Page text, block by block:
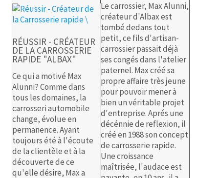
Le carrossier, Max Alunni,
créateur d'Albax est
tombé dedans tout
petit, ce fils d'artisan-
carrossier passait déjà
ses congés dans l'atelier
paternel. Max créé sa
propre affaire très jeune
pour pouvoir mener à
bien un véritable projet
d'entreprise. Aprés une
décénnie de reflexion, il
créé en 1988 son concept
de carrosserie rapide.
Une croissance
maîtrisée, l'audace est
RÉUSSIR - CRÉATEUR
DE LA CARROSSERIE
RAPIDE "ALBAX"
Ce qui a motivé Max
Alunni? Comme dans
tous les domaines, la
carrosseri automobile
change, évolue en
permanence. Ayant
toujours été à l'écoute
de la clientèle et à la
découverte de ce
qu'elle désire, Max a